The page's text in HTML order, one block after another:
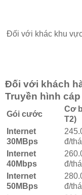
Đối với khác khu
Đối với khách
Truyền hình cáp
Gói cước
Cơ
T2)
Internet
30MBps
đ/
Internet
40Mbps
đ/
Internet
50MBps
đ/